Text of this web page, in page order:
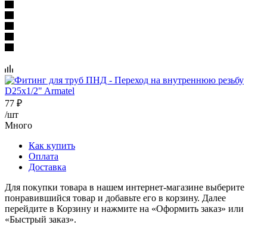
77 ₽
/шт
Много
Как купить
Оплата
Доставка
Для покупки товара в нашем интернет-магазине выберите
понравившийся товар и добавьте его в корзину. Далее
перейдите в Корзину и нажмите на «Оформить заказ» или
«Быстрый заказ».